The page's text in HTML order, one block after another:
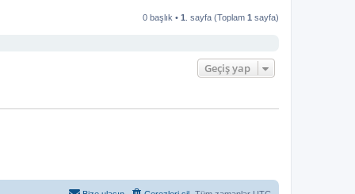
0 başlık • 1 . sayfa (Toplam 1 sayfa)
Geçiş yap